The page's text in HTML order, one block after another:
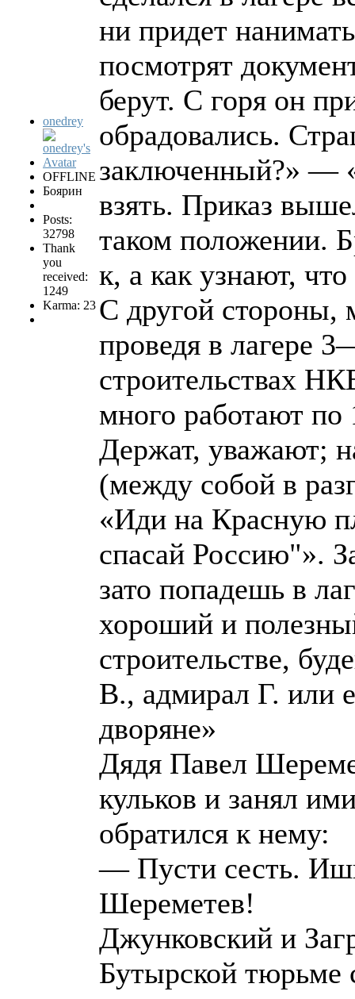
onedrey
OFFLINE
Боярин
Posts:
32798
Thank
you
received:
1249
Karma: 23
ни придет
посмотрят
берут. С горя он
обрадовались.
заключенный?» —
взять. Приказ
таком положении.
к, а как узнают,
С другой стороны,
проведя в лагере
строительствах
много работают
Держат, уважают;
(между собой в
«Иди на Красную
спасай Россию"».
зато попадешь в
хороший и
строительстве,
В., адмирал Г. или
дворяне»
Дядя Павел
кульков и занял
обратился к нему:
— Пусти сесть.
Шереметев!
Джунковский и
Бутырской тюрьме